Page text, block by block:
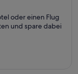
oder einen Flug
und spare dabei